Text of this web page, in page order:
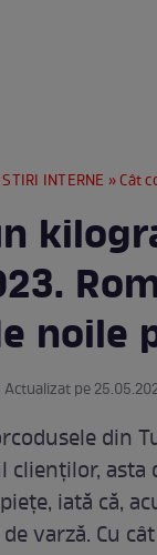
STIRI INTERNE » Cât
noile
pe
din
iată că,
varză. Cu